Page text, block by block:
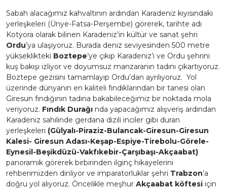
Sabah alacağımız kahvaltının ardından Karadeniz kıyısındaki
yerleşkeleri (Ünye-Fatsa-Perşembe) görerek, tarihte adı
Kotyora olarak bilinen Karadeniz’in kültür ve sanat şehri
Ordu’ya ulaşıyoruz. Burada deniz seviyesinden 500 metre
yükseklikteki Boztepe’ye çıkıp Karadeniz’i ve Ordu şehrini
kuş bakışı izliyor ve doyumsuz manzaranın tadını çıkartıyoruz.
Boztepe gezisini tamamlayıp Ordu’dan ayrılıyoruz. Yol
üzerinde dünyanın en kaliteli fındıklarından bir tanesi olan
Giresun fındığının tadına bakabileceğimiz bir noktada mola
veriyoruz. Fındık Durağı nda yapacağımız alışveriş ardından
Karadeniz sahilinde gerdana dizili inciler gibi duran
yerleşkeleri (Gülyalı-Piraziz-Bulancak-Giresun-Giresun
Kalesi- Giresun Adası-Keşap-Espiye-Tirebolu-Görele-
Eynesil-Beşikdüzü-Vakfıkebir-Çarşıbaşı-Akçaabat)
panoramik görerek birbirinden ilginç hikayelerini
rehberimizden dinliyor ve imparatorluklar şehri Trabzon’a
doğru yol alıyoruz. Öncelikle meşhur Akçaabat köftesi için